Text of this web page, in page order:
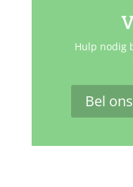
Hulp nodig
Bel